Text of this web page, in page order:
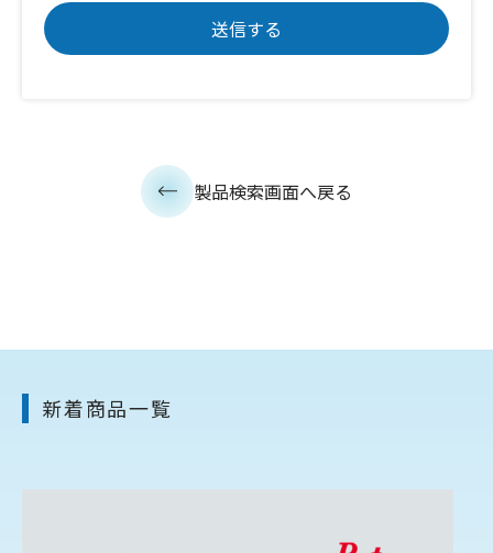
製品検索画面へ戻る
新着商品一覧